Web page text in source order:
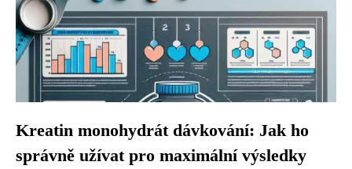
Kreatin monohydrát dávkování: Jak ho
správně užívat pro maximální výsledky